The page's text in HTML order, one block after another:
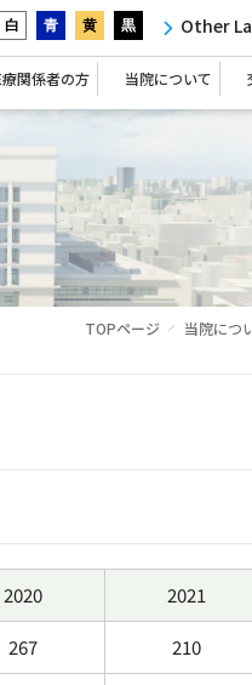
白 青 黄 黒 Other
関係者の方 当院について
TOPページ 当院につ
2020 2021
267 210